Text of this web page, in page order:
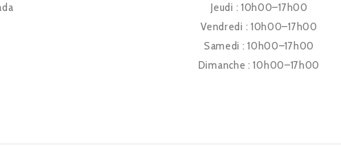
Jeudi : 10h00–17h00
Vendredi : 10h00–17h00
Samedi : 10h00–17h00
Dimanche : 10h00–17h00